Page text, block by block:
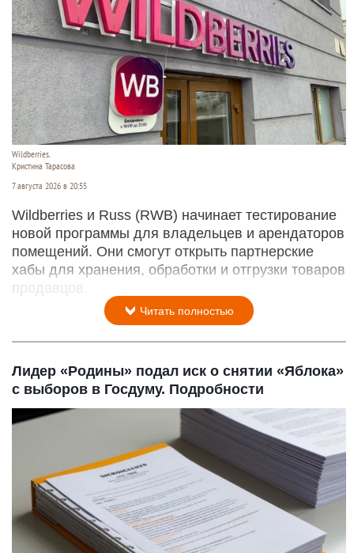
Wildberries.
Кристина Тарасова
7 августа 2026 в 20:55
Wildberries и Russ (RWB) начинает тестирование
новой программы для владельцев и арендаторов
помещений. Они смогут открыть партнерские
хабы для хранения, обработки и отгрузки товаров
продавцов.
Читать полностью
Лидер «Родины» подал иск о снятии «Яблока»
с выборов в Госдуму. Подробности